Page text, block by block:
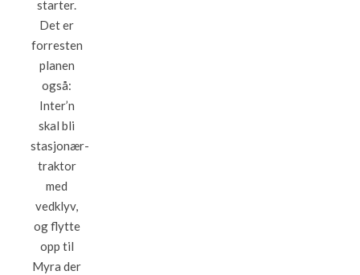
starter.
Det er
forresten
planen
også:
Inter’n
skal bli
stasjonær-
traktor
med
vedklyv,
og flytte
opp til
Myra der